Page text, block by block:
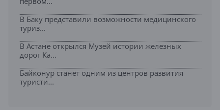
В Баку представили возможности медицинского
туриз...
В Астане открылся Музей истории железных
дорог Ка...
Байконур станет одним из центров развития
туристи...